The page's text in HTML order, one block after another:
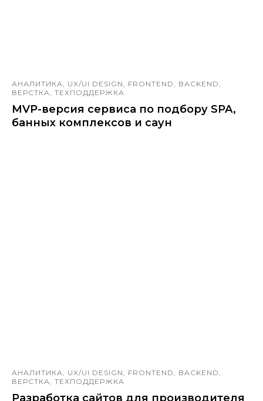
АНАЛИТИКА, UX/UI DESIGN, FRONTEND, BACKEND,
ВЕРСТКА, ТЕХПОДДЕРЖКА
MVP-версия сервиса по подбору SPA,
банных комплексов и саун
АНАЛИТИКА, UX/UI DESIGN, FRONTEND, BACKEND,
ВЕРСТКА, ТЕХПОДДЕРЖКА
Разработка сайтов для производителя